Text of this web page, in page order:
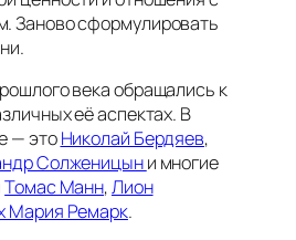
Заново сформулировать
века обращались к
её аспектах. В
— этоНиколай Бердяев,
Солженицыни многие
Томас Манн,Лион
Мария Ремарк.